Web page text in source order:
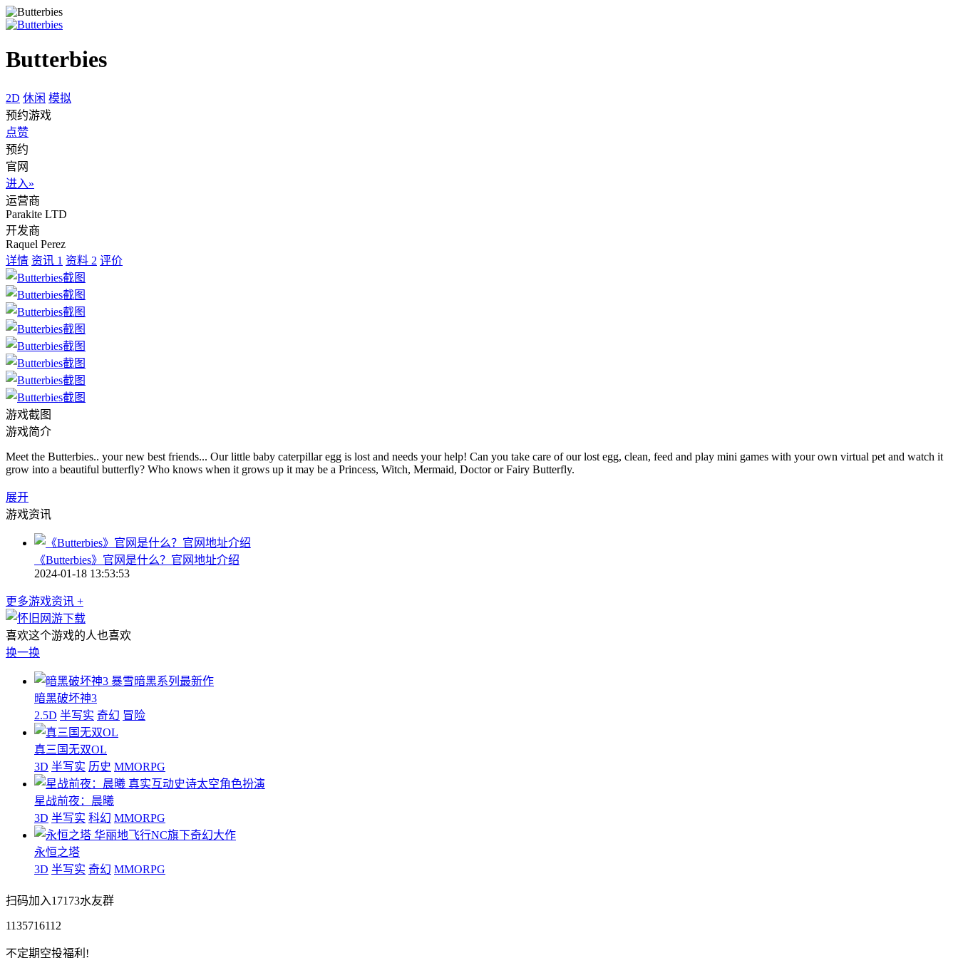
Butterbies
2D 休闲 模拟
预约游戏
点赞
预约
官网
进入»
运营商
Parakite LTD
开发商
Raquel Perez
详情 资讯 1 资料 2 评价
游戏截图
游戏简介
Meet the Butterbies.. your new best friends... Our little baby caterpillar egg is lost and needs your help! Can you take care of our lost egg, clean, feed and play mini games with your own virtual pet and watch it
grow into a beautiful butterfly? Who knows when it grows up it may be a Princess, Witch, Mermaid, Doctor or Fairy Butterfly.
展开
游戏资讯
《Butterbies》官网是什么？官网地址介绍
2024-01-18 13:53:53
更多游戏资讯 +
喜欢这个游戏的人也喜欢
换一换
暴雪暗黑系列最新作
暗黑破坏神3
2.5D 半写实 奇幻 冒险
真三国无双OL
3D 半写实 历史 MMORPG
真实互动史诗太空角色扮演
星战前夜：晨曦
3D 半写实 科幻 MMORPG
华丽地飞行NC旗下奇幻大作
永恒之塔
3D 半写实 奇幻 MMORPG
扫码加入17173水友群
1135716112
不定期空投福利!